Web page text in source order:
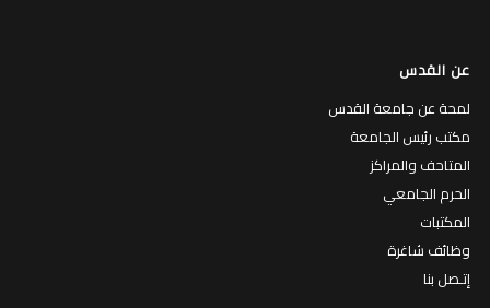
عن القدس
لمحة عن جامعة القدس
مكتب رئيس الجامعة
المتاحف والمراكز
الحرم الجامعي
المكتبات
وظائف شاغرة
إتـصل بنا